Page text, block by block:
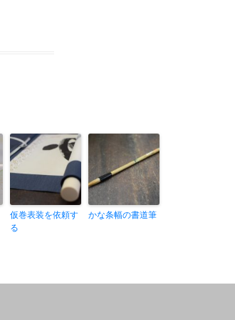
仮巻表装を依頼す
る
かな条幅の書道筆